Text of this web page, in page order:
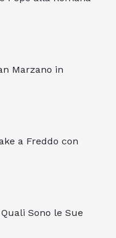
Marzano in
a Freddo con
Sono le Sue